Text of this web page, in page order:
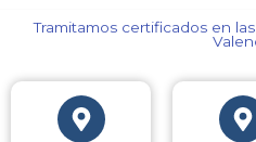
Tramitamos certificados en